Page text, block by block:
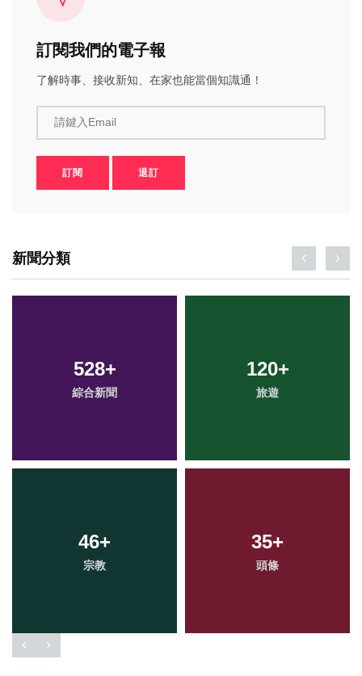
訂閱我們的電子報
了解時事、接收新知、在家也能當個知識通！
請鍵入Email
訂閱 退訂
新聞分類
528+
綜合新聞
120+
旅遊
46+
宗教
35+
頭條